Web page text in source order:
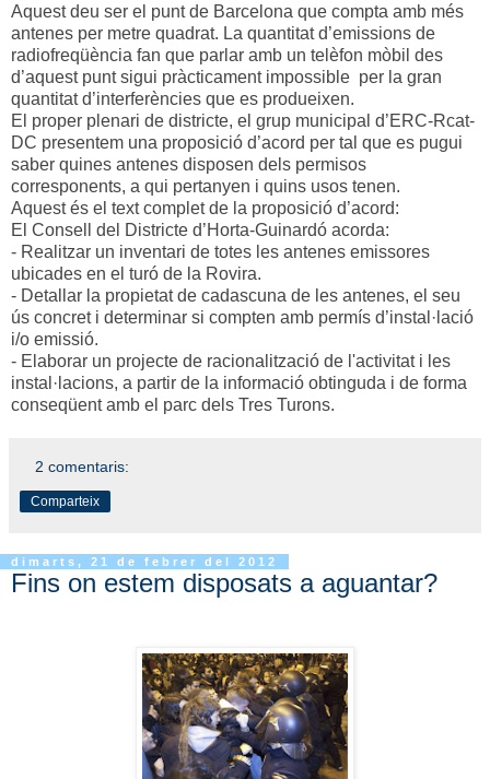
Aquest deu ser el punt de Barcelona que compta amb més
antenes per metre quadrat. La quantitat d’emissions de
radiofreqüència fan que parlar amb un telèfon mòbil des
d’aquest punt sigui pràcticament impossible per la gran
quantitat d’interferències que es produeixen.
El proper plenari de districte, el grup municipal d’ERC-Rcat-
DC presentem una proposició d’acord per tal que es pugui
saber quines antenes disposen dels permisos
corresponents, a qui pertanyen i quins usos tenen.
Aquest és el text complet de la proposició d’acord:
El Consell del Districte d’Horta-Guinardó acorda:
- Realitzar un inventari de totes les antenes emissores
ubicades en el turó de la Rovira.
- Detallar la propietat de cadascuna de les antenes, el seu
ús concret i determinar si compten amb permís d’instal·lació
i/o emissió.
- Elaborar un projecte de racionalització de l'activitat i les
instal·lacions, a partir de la informació obtinguda i de forma
conseqüent amb el parc dels Tres Turons.
2 comentaris:
Comparteix
dimarts, 21 de febrer del 2012
Fins on estem disposats a aguantar?